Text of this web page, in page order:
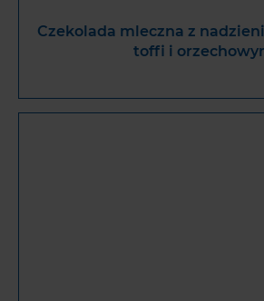
Czekolada mleczna z
toffi i